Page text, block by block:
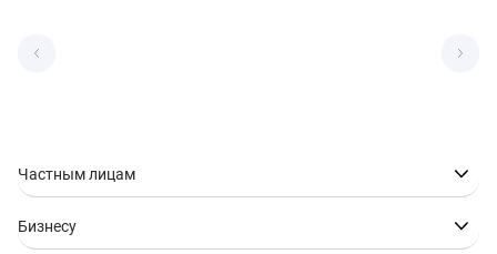
Частным лицам
Бизнесу